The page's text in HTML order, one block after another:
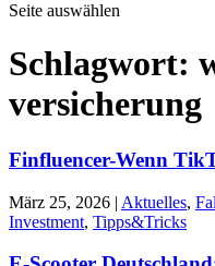
Seite auswählen
Schlagwort:
versicherung
Finfluencer-Wenn
März 25, 2026 | Aktuelles,
Investment, Tipps&Tricks